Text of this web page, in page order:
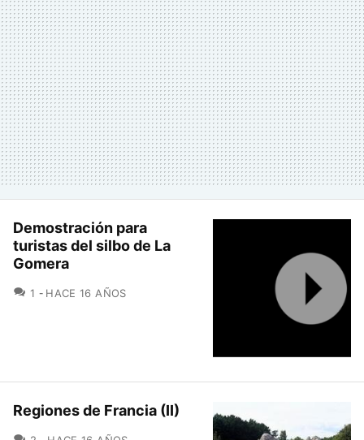
Demostración para
turistas del silbo de La
Gomera
1 COMENTARIOS
HACE 16 AÑOS
Regiones de Francia (II)